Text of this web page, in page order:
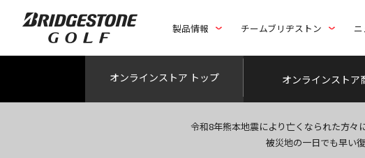
製品情報 チームブリヂストン
オンラインストア トップ オンラインストア
令和8年熊本地震により亡くなられた方々
被災地の一日でも早い
＜